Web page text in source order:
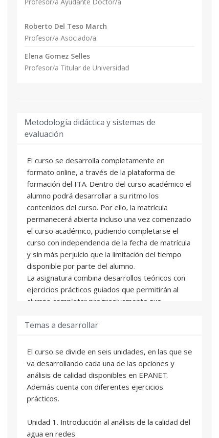
Roberto Del Teso March
Profesor/a Asociado/a
Elena Gomez Selles
Profesor/a Titular de Universidad
Metodología didáctica y sistemas de
evaluación
El curso se desarrolla completamente en
formato online, a través de la plataforma de
formación del ITA. Dentro del curso académico el
alumno podrá desarrollar a su ritmo los
contenidos del curso. Por ello, la matrícula
permanecerá abierta incluso una vez comenzado
el curso académico, pudiendo completarse el
curso con independencia de la fecha de matrícula
y sin más perjuicio que la limitación del tiempo
disponible por parte del alumno.
La asignatura combina desarrollos teóricos con
ejercicios prácticos guiados que permitirán al
alumno completar progresivamente sus
por unidades didácticas. Al final de cada una de
autoevaluación online que le permitirá valorar su
grado de aprendizaje. De manera adicional a los
contenidos de cada asignatura se incluyen una
serie de ejercicios prácticos para completar la
formación del alumno.
El alumno contará con una tutorización
personalizada durante el curso académico y un
seguimiento según sus preferencias (a través de
Temas a desarrollar
El curso se divide en seis unidades, en las que se
va desarrollando cada una de las opciones y
análisis de calidad disponibles en EPANET.
Además cuenta con diferentes ejercicios
prácticos.
Unidad 1. Introducción al análisis de la calidad del
agua en redes